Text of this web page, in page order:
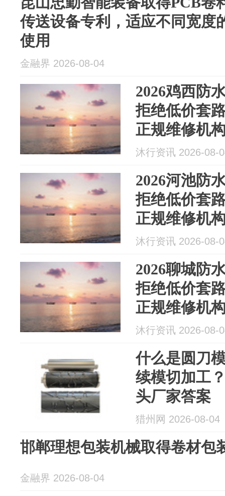
传送设备专利，适应不同宽度
使用
金融界 2026-08-04
2026鸡西防
拒绝低价套
正规维修机
修中心上门
沐行资讯 2026-08-
2026河池防
拒绝低价套
正规维修机
修中心上门
沐行资讯 2026-08-
2026聊城防
拒绝低价套
正规维修机
修中心上门
沐行资讯 2026-08-
什么是圆刀
续模切加工
头厂家答案
猎州网 2026-08-04
邯郸理想包装机械取得卷材包
金融界 2026-08-04